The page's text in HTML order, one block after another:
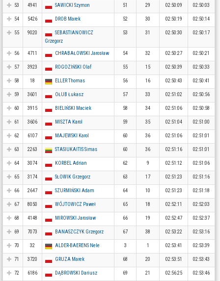
53 4941 SAWICKI Szymon 51 29 02:50:09 02:50:03
54 5426 DROB Marek 52 30 02:50:19 02:50:14
55 9020
SEBASTIANOWICZ
Grzegorz
53 31 02:50:30 02:50:17
56 4711 CHRABAŁOWSKI Jarosław 54 32 02:50:27 02:50:21
57 3923 ROGOZIŃSKI Olaf 55 15 02:50:39 02:50:33
58 18 ELLER Thomas 56 16 02:50:43 02:50:41
59 3601 OŁUB Łukasz 57 33 02:51:02 02:50:56
60 3915 BIELIŃSKI Maciek 58 34 02:51:06 02:50:58
61 3606 MISZTA Karol 59 35 02:51:04 02:51:00
62 6107 MAJEWSKI Karol 60 36 02:51:06 02:51:01
63 2263 STASIUKAITIS Simas 60 36 02:51:16 02:51:01
64 3074 KORBEL Adrian 62 9 02:51:12 02:51:06
65 3174 SŁOWIK Grzegorz 63 17 02:51:23 02:51:16
66 2647 SZURMIŃSKI Adam 64 10 02:51:23 02:51:18
67 8050 WÓJTOWICZ Paweł 65 18 02:52:11 02:52:03
68 4148 MIROWSKI Jarosław 66 19 02:52:47 02:52:37
69 7073 BANASZCZYK Grzegorz 67 38 02:53:22 02:53:16
70 32 ALDER-BAERENS Nele 3 1 02:53:41 02:53:39
71 3720 GRUZA Marek 68 20 02:53:51 02:53:43
72 6186 DĄBROWSKI Dariusz 69 21 02:56:25 02:53:46